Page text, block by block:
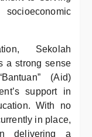
Sekolah
a strong sense
(Aid)
support in
With no
in place,
delivering a